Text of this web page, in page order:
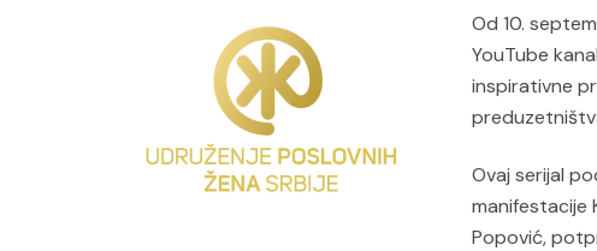
Od 10.
YouTube
inspirativne
Ovaj serijal
manifestacije
Popović,